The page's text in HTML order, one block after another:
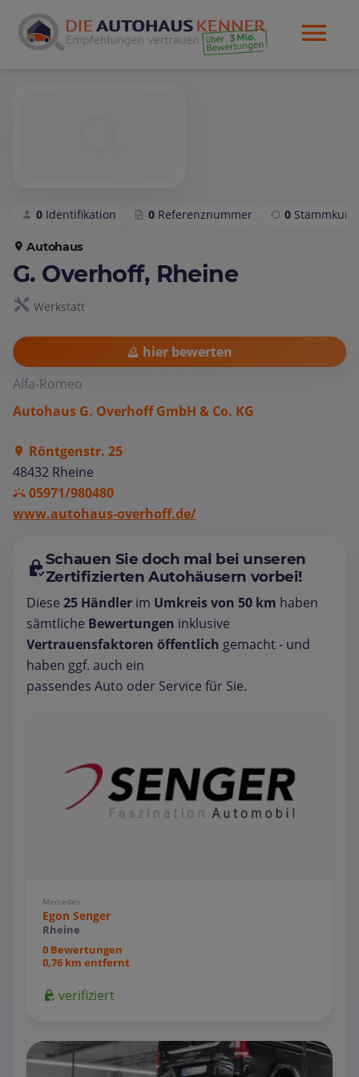
0 Identifikation 0 Referenznummer 0
Autohaus
G. Overhoff, Rheine
Werkstatt
hier bewerten
Alfa-Romeo
Autohaus G. Overhoff GmbH & Co. KG
Röntgenstr. 25
48432 Rheine
05971/980480
www.autohaus-overhoff.de/
Schauen Sie doch mal bei unseren
Zertifizierten Autohäusern vorbei!
Diese 25 Händler im Umkreis von 50 km haben
sämtliche Bewertungen inklusive
Vertrauensfaktoren öffentlich gemacht - und
haben ggf. auch ein
passendes Auto oder Service für Sie.
Mercedes
Egon Senger
Rheine
0 Bewertungen
0,76 km entfernt
verifiziert